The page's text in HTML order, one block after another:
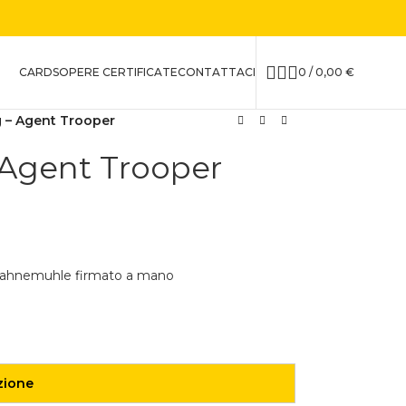
CARDSOPERE CERTIFICATECONTATTACI 0 / 0,00 €
– Agent Trooper
Trooper
firmato a mano